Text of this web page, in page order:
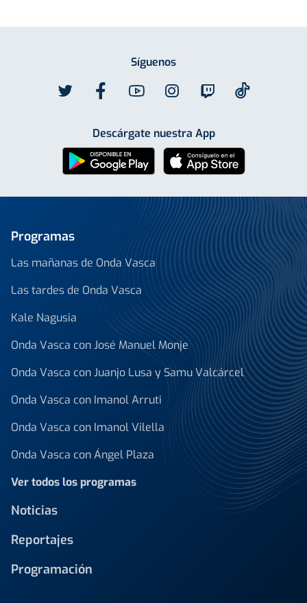
Síguenos
Descárgate nuestra App
Programas
Las mañanas de Onda Vasca
Las tardes de Onda Vasca
Kale Nagusia
Onda Vasca con José Manuel Monje
Onda Vasca con Juanjo Lusa y Samu Valcárcel
Onda Vasca con Imanol Arruti
Onda Vasca con Imanol Vilella
Onda Vasca con Ángel Plaza
Ver todos los programas
Noticias
Reportajes
Programación